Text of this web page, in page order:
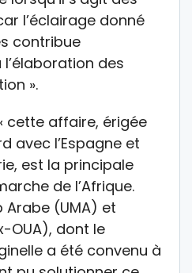
l’éclairage donné
contribue
des
».
cette affaire, érigée
avec l’Espagne et
est la principale
de l’Afrique.
Arabe (UMA) et
OUA), dont le
a été convenu à